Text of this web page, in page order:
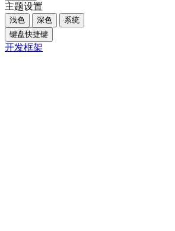
主题设置
浅色 深色
系统
键盘快捷键
开发框架